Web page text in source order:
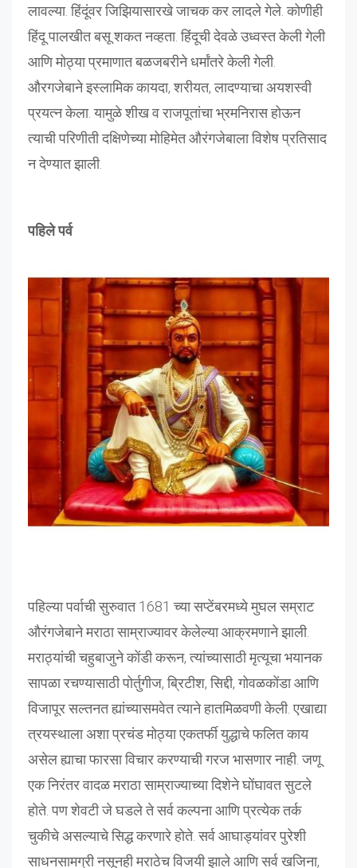
लावल्या. हिंदूंवर जिझियासारखे जाचक कर लादले गेले. कोणीही
हिंदू पालखीत बसू शकत नव्हता. हिंदूची देवळे उध्वस्त केली गेली
आणि मोठ्या प्रमाणात बळजबरीने धर्मांतरे केली गेली.
औरगजेबाने इस्लामिक कायदा, शरीयत, लादण्याचा अयशस्वी
प्रयत्न केला. यामुळे शीख व राजपूतांचा भ्रमनिरास होऊन
त्याची परिणीती दक्षिणेच्या मोहिमेत औरंगजेबाला विशेष प्रतिसाद
न देण्यात झाली.
पहिले पर्व
पहिल्या पर्वाची सुरुवात 1681 च्या सप्टेंबरमध्ये मुघल सम्राट
औरंगजेबाने मराठा साम्राज्यावर केलेल्या आक्रमणाने झाली.
मराठ्यांची चहुबाजुने कोंडी करून, त्यांच्यासाठी मृत्यूचा भयानक
सापळा रचण्यासाठी पोर्तुगीज, ब्रिटीश, सिद्दी, गोवळकोंडा आणि
विजापूर सल्तनत ह्यांच्यासमवेत त्याने हातमिळवणी केली. एखाद्या
त्रयस्थाला अशा प्रचंड मोठ्या एकतर्फी युद्धाचे फलित काय
असेल ह्याचा फारसा विचार करण्याची गरज भासणार नाही. जणू
एक निरंतर वादळ मराठा साम्राज्याच्या दिशेने घोंघावत सुटले
होते. पण शेवटी जे घडले ते सर्व कल्पना आणि प्रत्येक तर्क
चुकीचे असल्याचे सिद्ध करणारे होते. सर्व आघाड्यांवर पुरेशी
साधनसामग्री नसूनही मराठेच विजयी झाले आणि सर्व खजिना,